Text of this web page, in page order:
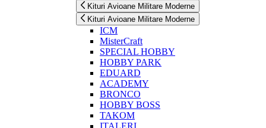
Kituri Avioane Militare Moderne
Kituri Avioane Militare Moderne
ICM
MisterCraft
SPECIAL HOBBY
HOBBY PARK
EDUARD
ACADEMY
BRONCO
HOBBY BOSS
TAKOM